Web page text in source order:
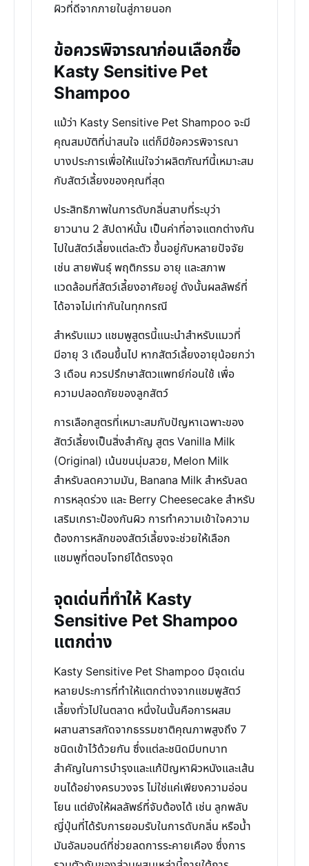
ผิวที่ดีจากภายในสู่ภายนอก
ข้อควรพิจารณาก่อนเลือกซื้อ
Kasty Sensitive Pet
Shampoo
แม้ว่า Kasty Sensitive Pet Shampoo จะมี
คุณสมบัติที่น่าสนใจ แต่ก็มีข้อควรพิจารณา
บางประการเพื่อให้แน่ใจว่าผลิตภัณฑ์นี้เหมาะสม
กับสัตว์เลี้ยงของคุณที่สุด
ประสิทธิภาพในการดับกลิ่นสาบที่ระบุว่า
ยาวนาน 2 สัปดาห์นั้น เป็นค่าที่อาจแตกต่างกัน
ไปในสัตว์เลี้ยงแต่ละตัว ขึ้นอยู่กับหลายปัจจัย
เช่น สายพันธุ์ พฤติกรรม อายุ และสภาพ
แวดล้อมที่สัตว์เลี้ยงอาศัยอยู่ ดังนั้นผลลัพธ์ที่
ได้อาจไม่เท่ากันในทุกกรณี
สำหรับแมว แชมพูสูตรนี้แนะนำสำหรับแมวที่
มีอายุ 3 เดือนขึ้นไป หากสัตว์เลี้ยงอายุน้อยกว่า
3 เดือน ควรปรึกษาสัตวแพทย์ก่อนใช้ เพื่อ
ความปลอดภัยของลูกสัตว์
การเลือกสูตรที่เหมาะสมกับปัญหาเฉพาะของ
สัตว์เลี้ยงเป็นสิ่งสำคัญ สูตร Vanilla Milk
(Original) เน้นขนนุ่มสวย, Melon Milk
สำหรับลดความมัน, Banana Milk สำหรับลด
การหลุดร่วง และ Berry Cheesecake สำหรับ
เสริมเกราะป้องกันผิว การทำความเข้าใจความ
ต้องการหลักของสัตว์เลี้ยงจะช่วยให้เลือก
แชมพูที่ตอบโจทย์ได้ตรงจุด
จุดเด่นที่ทำให้ Kasty
Sensitive Pet Shampoo
แตกต่าง
Kasty Sensitive Pet Shampoo มีจุดเด่น
หลายประการที่ทำให้แตกต่างจากแชมพูสัตว์
เลี้ยงทั่วไปในตลาด หนึ่งในนั้นคือการผสม
ผสานสารสกัดจากธรรมชาติคุณภาพสูงถึง 7
ชนิดเข้าไว้ด้วยกัน ซึ่งแต่ละชนิดมีบทบาท
สำคัญในการบำรุงและแก้ปัญหาผิวหนังและเส้น
ขนได้อย่างครบวงจร ไม่ใช่แค่เพียงความอ่อน
โยน แต่ยังให้ผลลัพธ์ที่จับต้องได้ เช่น ลูกพลับ
ญี่ปุ่นที่ได้รับการยอมรับในการดับกลิ่น หรือน้ำ
มันอัลมอนด์ที่ช่วยลดการระคายเคือง ซึ่งการ